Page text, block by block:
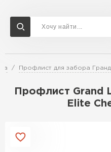
Профлист для забора
Профлист Grand
Elite
Доставка и оплата
Перейти в каталог